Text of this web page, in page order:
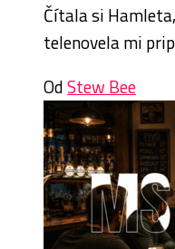
Čítala si
telenovela mi
OdStew Bee